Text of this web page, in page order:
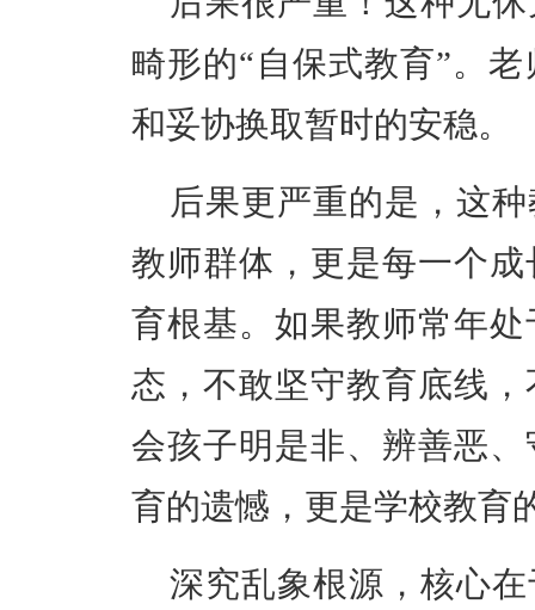
畸形的“自保式教育”。
和妥协换取暂时的安稳。
后果更严重的是，这
教师群体，更是每一个
育根基。如果教师常年
态，不敢坚守教育底线
会孩子明是非、辨善恶
育的遗憾，更是学校教育
深究乱象根源，核心